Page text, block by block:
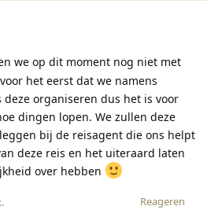
we op dit moment nog niet met
het eerst dat we namens
organiseren dus het is voor
dingen lopen. We zullen deze
bij de reisagent die ons helpt
deze reis en het uiteraard laten
over hebben
Reageren
.